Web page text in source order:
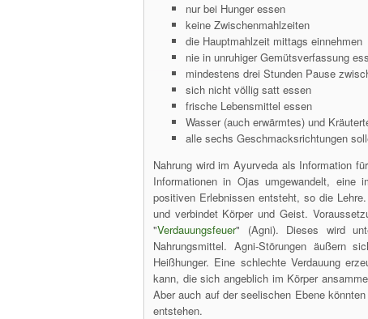
nur bei Hunger essen
keine Zwischenmahlzeiten
die Hauptmahlzeit mittags einnehmen
nie in unruhiger Gemütsverfassung
mindestens drei Stunden Pause
sich nicht völlig satt essen
frische Lebensmittel essen
Wasser (auch erwärmtes) und
alle sechs Geschmacksrichtungen
Nahrung wird im Ayurveda als Information
Informationen in Ojas umgewandelt, eine
positiven Erlebnissen entsteht, so die
und verbindet Körper und Geist.
"Verdauungsfeuer" (Agni). Dieses wird
Nahrungsmittel. Agni-Störungen äußern
Heißhunger. Eine schlechte Verdauung
kann, die sich angeblich im Körper
Aber auch auf der seelischen Ebene
entstehen.